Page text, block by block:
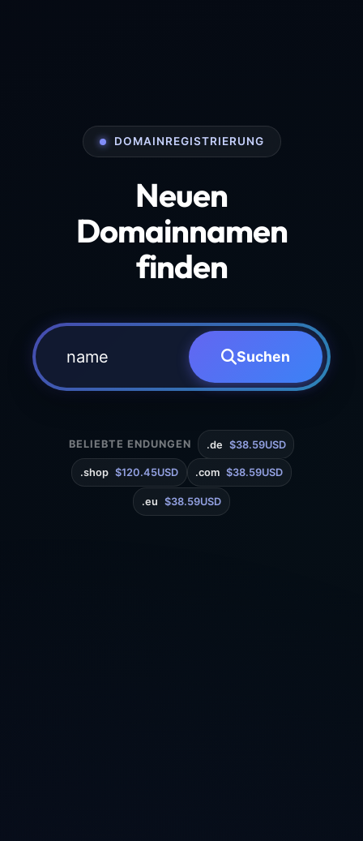
DOMAINREGISTRIERUNG
Neuen
Domainnamen
finden
Suchen
BELIEBTE ENDUNGEN .de $38.59USD
.shop $120.45USD .com $38.59USD
.eu $38.59USD